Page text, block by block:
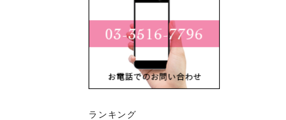
ランキング